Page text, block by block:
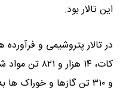
این تالار بود.
و ۳۱۰ تن گازها و خوراک ها به ارزش ۱۸.۴ میلیارد تومان به دست خریداران رسید.